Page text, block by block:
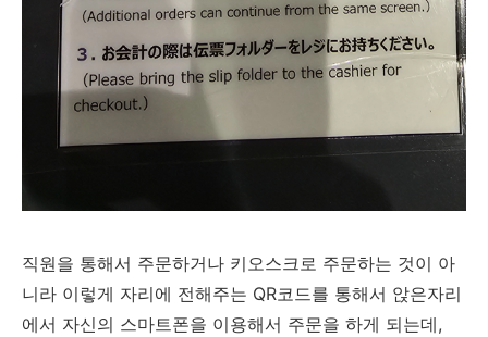
직원을 통해서 주문하거나 키오스크로 주문하는 것이 아
니라 이렇게 자리에 전해주는 QR코드를 통해서 앉은자리
에서 자신의 스마트폰을 이용해서 주문을 하게 되는데,